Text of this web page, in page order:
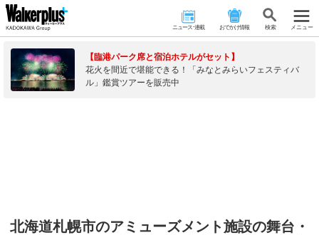
ニュース･連載 おでかけ情報 検 索 メニュー
【臨港パーク席と宿泊ホテルがセット】
花火を間近で堪能できる！「みなとみらいフェスティバ
ル」鑑賞ツアーを販売中
北海道札幌市のアミューズメント施設の舞台・